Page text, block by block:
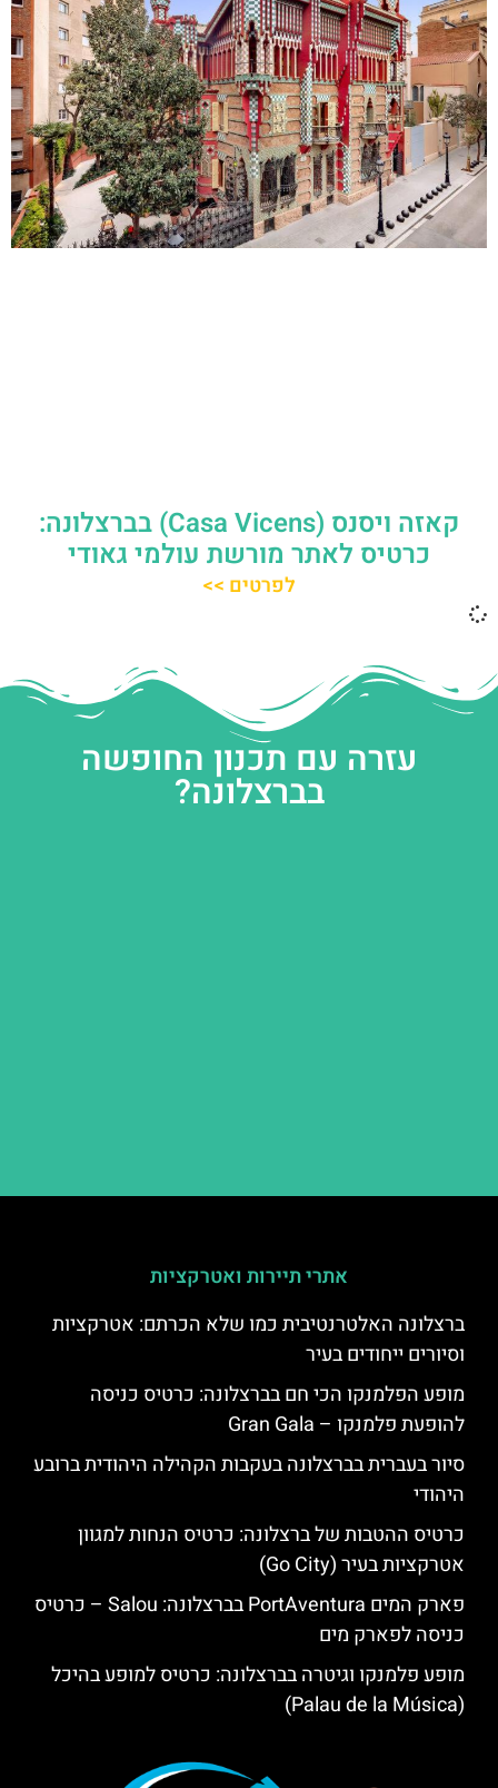
קאזה ויסנס (Casa Vicens) בברצלונה:
כרטיס לאתר מורשת עולמי גאודי
לפרטים >>
עזרה עם תכנון החופשה
בברצלונה?
אתרי תיירות ואטרקציות
ברצלונה האלטרנטיבית כמו שלא הכרתם: אטרקציות
וסיורים ייחודים בעיר
מופע הפלמנקו הכי חם בברצלונה: כרטיס כניסה
להופעת פלמנקו – Gran Gala
סיור בעברית בברצלונה בעקבות הקהילה היהודית ברובע
היהודי
כרטיס ההטבות של ברצלונה: כרטיס הנחות למגוון
אטרקציות בעיר (Go City)
פארק המים PortAventura בברצלונה: Salou – כרטיס
כניסה לפארק מים
מופע פלמנקו וגיטרה בברצלונה: כרטיס למופע בהיכל
(Palau de la Música)